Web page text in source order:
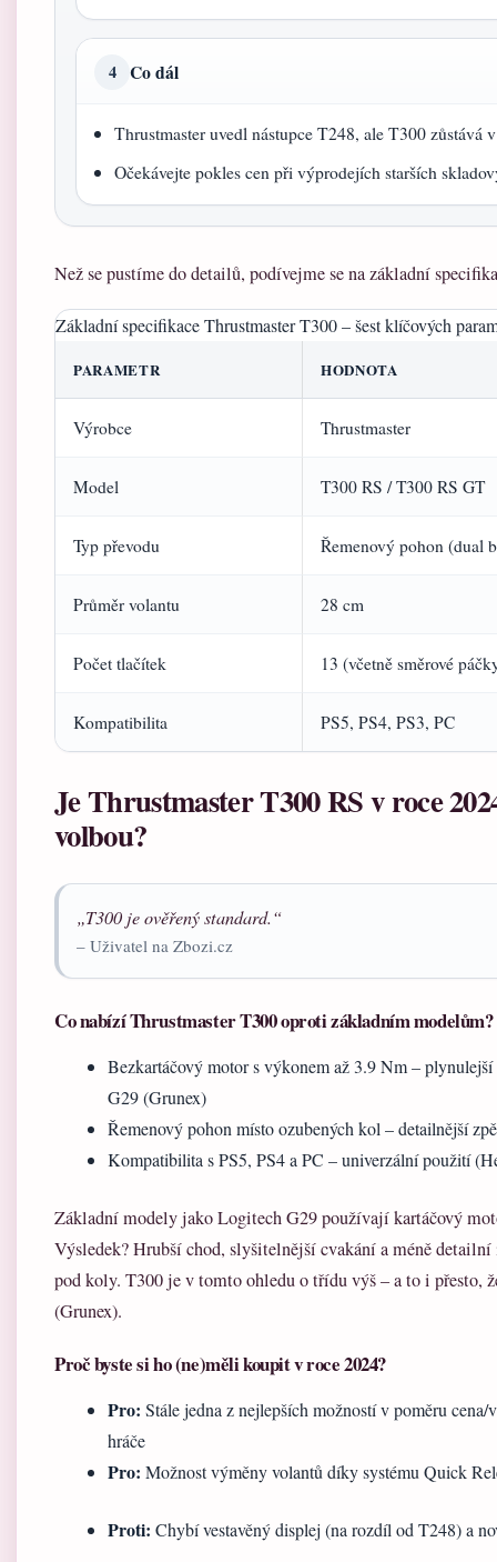
4 Co dál
Thrustmaster uvedl nástupce T248, ale T300 zůstává
Očekávejte pokles cen při výprodejích starších
Než se pustíme do detailů, podívejme se na základní
Základní specifikace Thrustmaster T300 – šest klíčových
PARAMETR HODNOTA
Výrobce Thrustmaster
Model T300 RS / T300 RS GT
Typ převodu Řemenový pohon (dual
Průměr volantu 28 cm
Počet tlačítek 13 (včetně směrové
Kompatibilita PS5, PS4, PS3, PC
Je Thrustmaster T300 RS v roce
volbou?
„T300 je ověřený standard.“
– Uživatel na Zbozi.cz
Co nabízí Thrustmaster T300 oproti základním modelům?
Bezkartáčový motor s výkonem až 3.9 Nm –
G29 (Grunex)
Řemenový pohon místo ozubených kol – detailnější
Kompatibilita s PS5, PS4 a PC – univerzální použití
Základní modely jako Logitech G29 používají kartáčový
Výsledek? Hrubší chod, slyšitelnější cvakání a méně detailní
pod koly. T300 je v tomto ohledu o třídu výš – a to i přesto,
(Grunex).
Proč byste si ho (ne)měli koupit v roce 2024?
Pro: Stále jedna z nejlepších možností v poměru
hráče
Pro: Možnost výměny volantů díky systému Quick
Proti: Chybí vestavěný displej (na rozdíl od T248) a